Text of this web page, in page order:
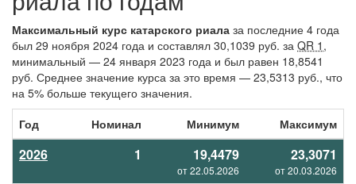
Максимальный курс катарского риала за последние 4 года
был 29 ноября 2024 года и составлял 30,1039 руб. за QR 1 ,
минимальный — 24 января 2023 года и был равен 18,8541
руб. Среднее значение курса за это время — 23,5313 руб., что
на 5% больше текущего значения.
Год
Номинал Минимум Максимум
2026 1 19,4479
от 22.05.2026
23,3071
от 20.03.2026